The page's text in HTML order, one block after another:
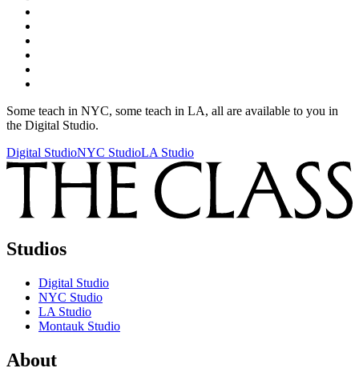
Some teach in NYC, some teach in LA, all are available to you in
the Digital Studio.​​​​‌ ‍ ​‍​‍‌‍ ‌ ​‍‌‍‍‌‌‍‌ ‌‍‍‌‌‍ ‍​‍​‍​ ‍‍​‍​‍‌ ​ ‌‍​‌‌‍ ‍‌‍‍‌‌ ‌​‌ ‍‌​‍ ‍‌‍‍‌‌‍ ​‍​‍​‍ ​​‍​‍‌‍‍​‌ ​‍‌‍‌‌‌‍‌‍​‍​‍​ ‍‍​‍​‍‌‍‍​‌ ‌​‌ ‌​‌ ​​‌ ​ ​ ‍‍​‍ ​‍ ‌ ‌​‌‍‍​‌‍‌‌​‍ ‌‌‍​ ‌‍ ​‌‍​‌‌ ​ ‌ ​ ​‍ ‍‌ ​ ‌‍​‌‌‍ ‍‌‍‍‌‌ ‌​‌ ‍‌​‍ ‍‌ ​ ‌ ‌​‌ ‌‌‌‍‌​‌‍‍‌‌‍ ​‍ ‌‍‍‌‌‍ ‍‌ ‌​‌‍‌‌‌‍ ‍‌ ‌​​‍ ‌‍‌‌‌‍‌​‌‍‍‌‌ ‌​​‍ ‌‍ ‌‌‍ ‌‍‌​‌‍‌‌​ ‌‌ ​​‌ ​‍‌‍‌‌‌ ​ ‌‍‌‌‌‍ ‍‌ ‌​‌‍​‌‌ ‌​‌‍‍‌‌‍ ‌‍ ‍​ ‍ ‌‍‍‌‌‍‌​​ ‌​ ​ ‌‍​‌‌‍‌‍​ ‍‌​ ‌​​ ‌ ​ ‌​​ ‍‌​‍ ‌‌‍‌‍​ ‌ ​ ​ ​ ‌‍​‍ ‌​ ‌​​ ‌​​ ‍​​ ‌​​‍ ‌‌‍​‌‌‍​ ​ ​ ‌‍​‍​‍ ‌​ ‌​​ ​​​ ‌​‌‍​‌​ ​ ​ ​ ​ ​‍‌‍​ ‌‍‌‌​ ​ ​ ​ ​ ​‌​ ‍ ‌ ‌​‌ ‍‌‌ ​​‌‍‌‌​ ‌‌ ​‍‌‍ ‌ ‌‌‌ ‌​‌‍‌‌​ ‍ ‌ ​​‌‍​‌‌ ‌​‌‍‍​​ ‌‌‍​ ‌‍ ‌‍ ‍‌ ‌​‌‍‌‌‌‍ ‍‌ ‌​​‍‌‌​ ‌‌‌​​‍‌‌ ‌‍‍ ‌‍‌‌‌ ‍‌​‍‌‌​ ​ ‌​‌​​‍‌‌​ ​ ‌​‌​​‍‌‌​ ​‍​ ​‍‌‍‌‌‌‍‌‍​ ‌‌‌‍‌‌‌‍​‌​ ‌ ‌‍‌‌​ ​‍​ ​ ​ ‍‌​ ‍​​ ​‌​‍‌‌​ ​‍​ ​‍​‍‌‌​ ‌‌‌​‌​​‍ ‍‌ ‌​‌‍​‌‌‍‌ ‌‍ ​‌‍‍‌‌‍ ‍‌‍‌‌​ ‌‍​‍‌‍​‌‌ ​ ‌‍‌‌‌‌‌‌‌ ​‍‌‍ ​​ ‌‌‍‍​‌ ‌​‌ ‌​‌ ​​‌ ​ ​‍‌‌​ ​ ‌​​‌​‍‌‌​ ​‍‌​‌‍​‍‌‌​ ​‍‌​‌‍‌ ‌​‌‍‍​‌‍‌‌​‍ ‌‌‍​ ‌‍ ​‌‍​‌‌ ​ ‌ ​ ​‍ ‍‌ ​ ‌‍​‌‌‍ ‍‌‍‍‌‌ ‌​‌ ‍‌​‍ ‍‌ ​ ‌ ‌​‌ ‌‌‌‍‌​‌‍‍‌‌‍ ​‍‌‍‌‍‍‌‌‍‌​​ ‌​ ​ ‌‍​‌‌‍‌‍​ ‍‌​ ‌​​ ‌ ​ ‌​​ ‍‌​‍ ‌‌‍‌‍​ ‌ ​ ​ ​ ‌‍​‍ ‌​ ‌​​ ‌​​ ‍​​ ‌​​‍ ‌‌‍​‌‌‍​ ​ ​ ‌‍​‍​‍ ‌​ ‌​​ ​​​ ‌​‌‍​‌​ ​ ​ ​ ​ ​‍‌‍​ ‌‍‌‌​ ​ ​ ​ ​ ​‌​‍‌‍‌ ‌​‌ ‍‌‌ ​​‌‍‌‌​ ‌‌ ​‍‌‍ ‌ ‌‌‌ ‌​‌‍‌‌​‍‌‍‌ ​​‌‍​‌‌ ‌​‌‍‍​​ ‌‌‍​ ‌‍ ‌‍ ‍‌ ‌​‌‍‌‌‌‍ ‍‌ ‌​​‍‌‌​ ‌‌‌​​‍‌‌ ‌‍‍ ‌‍‌‌‌ ‍‌​‍‌‌​ ​ ‌​‌​​‍‌‌​ ​ ‌​‌​​‍‌‌​ ​‍​ ​‍‌‍‌‌‌‍‌‍​ ‌‌‌‍‌‌‌‍​‌​ ‌ ‌‍‌‌​ ​‍​ ​ ​ ‍‌​ ‍​​ ​‌​‍‌‌​ ​‍​ ​‍​‍‌‌​ ‌‌‌​‌​​‍ ‍‌ ‌​‌‍​‌‌‍‌ ‌‍ ​‌‍‍‌‌‍ ‍‌‍‌‌​‍‌‍‌ ​​‌‍‌‌‌ ​‍‌ ​ ‌ ​​‌‍‌‌‌‍​ ‌ ‌​‌‍‍‌‌ ‌‍‌‍‌‌​ ‌‌ ​​‌ ‌‌‌‍​‍‌‍ ​‌‍‍‌‌ ​ ‌‍‍​‌‍‌‌‌‍‌​​‍​‍‌ ‌
Digital Studio​​​​‌ ‍ ​‍​‍‌‍ ‌ ​‍‌‍‍‌‌‍‌ ‌‍‍‌‌‍ ‍​‍​‍​ ‍‍​‍​‍‌ ​ ‌‍​‌‌‍ ‍‌‍‍‌‌ ‌​‌ ‍‌​‍ ‍‌‍‍‌‌‍ ​‍​‍​‍ ​​‍​‍‌‍‍​‌ ​‍‌‍‌‌‌‍‌‍​‍​‍​ ‍‍​‍​‍‌‍‍​‌ ‌​‌ ‌​‌ ​​‌ ​ ​ ‍‍​‍ ​‍ ‌ ‌​‌‍‍​‌‍‌‌​‍ ‌‌‍​ ‌‍ ​‌‍​‌‌ ​ ‌ ​ ​‍ ‍‌ ​ ‌‍​‌‌‍ ‍‌‍‍‌‌ ‌​‌ ‍‌​‍ ‍‌ ​ ‌ ‌​‌ ‌‌‌‍‌​‌‍‍‌‌‍ ​‍ ‌‍‍‌‌‍ ‍‌ ‌​‌‍‌‌‌‍ ‍‌ ‌​​‍ ‌‍‌‌‌‍‌​‌‍‍‌‌ ‌​​‍ ‌‍ ‌‌‍ ‌‍‌​‌‍‌‌​ ‌‌ ​​‌ ​‍‌‍‌‌‌ ​ ‌‍‌‌‌‍ ‍‌ ‌​‌‍​‌‌ ‌​‌‍‍‌‌‍ ‌‍ ‍​ ‍ ‌‍‍‌‌‍‌​​ ‌​ ​ ‌‍​‌‌‍‌‍​ ‍‌​ ‌​​ ‌ ​ ‌​​ ‍‌​‍ ‌‌‍‌‍​ ‌ ​ ​ ​ ‌‍​‍ ‌​ ‌​​ ‌​​ ‍​​ ‌​​‍ ‌‌‍​‌‌‍​ ​ ​ ‌‍​‍​‍ ‌​ ‌​​ ​​​ ‌​‌‍​‌​ ​ ​ ​ ​ ​‍‌‍​ ‌‍‌‌​ ​ ​ ​ ​ ​‌​ ‍ ‌ ‌​‌ ‍‌‌ ​​‌‍‌‌​ ‌‌ ​‍‌‍ ‌ ‌‌‌ ‌​‌‍‌‌​ ‍ ‌ ​​‌‍​‌‌ ‌​‌‍‍​​ ‌‌‍​ ‌‍ ‌‍ ‍‌ ‌​‌‍‌‌‌‍ ‍‌ ‌​​‍‌‌​ ‌‌‌​​‍‌‌ ‌‍‍ ‌‍‌‌‌ ‍‌​‍‌‌​ ​ ‌​‌​​‍‌‌​ ​ ‌​‌​​‍‌‌​ ​‍​ ​‍‌‍‌‌‌‍‌‍​ ‌‌‌‍‌‌‌‍​‌​ ‌ ‌‍‌‌​ ​‍​ ​ ​ ‍‌​ ‍​​ ​‌​‍‌‌​ ​‍​ ​‍​‍‌‌​ ‌‌‌​‌​​‍ ‍‌‍​ ‌ ‌​‌‍​‌‌ ​ ​‍‌‌​ ‌‌‌​​‍‌‌ ‌‍‍ ‌‍‌‌‌ ‍‌​‍‌‌​ ​ ‌​‌​​‍‌‌​ ​ ‌​‌​​‍‌‌​ ​‍​ ​‍​ ​​​ ​​‌‍​‍​ ​‌‌‍‌‌‌‍​‍​ ​​‌‍‌​‌‍‌‌‌‍‌‍​ ‌​​ ​ ​‍‌‌​ ​‍​ ​‍​‍‌‌​ ‌‌‌​‌​​‍ ‍‌‍ ​‌‍‍‌‌‍ ‍‌‍‍ ​‍ ‍‌‍ ​‌‍​‌‌‍​‍‌‍‌‌‌‍ ​​ ‌‍​‍‌‍​‌‌ ​ ‌‍‌‌‌‌‌‌‌ ​‍‌‍ ​​ ‌‌‍‍​‌ ‌​‌ ‌​‌ ​​‌ ​ ​‍‌‌​ ​ ‌​​‌​‍‌‌​ ​‍‌​‌‍​‍‌‌​ ​‍‌​‌‍‌ ‌​‌‍‍​‌‍‌‌​‍ ‌‌‍​ ‌‍ ​‌‍​‌‌ ​ ‌ ​ ​‍ ‍‌ ​ ‌‍​‌‌‍ ‍‌‍‍‌‌ ‌​‌ ‍‌​‍ ‍‌ ​ ‌ ‌​‌ ‌‌‌‍‌​‌‍‍‌‌‍ ​‍‌‍‌‍‍‌‌‍‌​​ ‌​ ​ ‌‍​‌‌‍‌‍​ ‍‌​ ‌​​ ‌ ​ ‌​​ ‍‌​‍ ‌‌‍‌‍​ ‌ ​ ​ ​ ‌‍​‍ ‌​ ‌​​ ‌​​ ‍​​ ‌​​‍ ‌‌‍​‌‌‍​ ​ ​ ‌‍​‍​‍ ‌​ ‌​​ ​​​ ‌​‌‍​‌​ ​ ​ ​ ​ ​‍‌‍​ ‌‍‌‌​ ​ ​ ​ ​ ​‌​‍‌‍‌ ‌​‌ ‍‌‌ ​​‌‍‌‌​ ‌‌ ​‍‌‍ ‌ ‌‌‌ ‌​‌‍‌‌​‍‌‍‌ ​​‌‍​‌‌ ‌​‌‍‍​​ ‌‌‍​ ‌‍ ‌‍ ‍‌ ‌​‌‍‌‌‌‍ ‍‌ ‌​​‍‌‌​ ‌‌‌​​‍‌‌ ‌‍‍ ‌‍‌‌‌ ‍‌​‍‌‌​ ​ ‌​‌​​‍‌‌​ ​ ‌​‌​​‍‌‌​ ​‍​ ​‍‌‍‌‌‌‍‌‍​ ‌‌‌‍‌‌‌‍​‌​ ‌ ‌‍‌‌​ ​‍​ ​ ​ ‍‌​ ‍​​ ​‌​‍‌‌​ ​‍​ ​‍​‍‌‌​ ‌‌‌​‌​​‍ ‍‌‍​ ‌ ‌​‌‍​‌‌ ​ ​‍‌‌​ ‌‌‌​​‍‌‌ ‌‍‍ ‌‍‌‌‌ ‍‌​‍‌‌​ ​ ‌​‌​​‍‌‌​ ​ ‌​‌​​‍‌‌​ ​‍​ ​‍​ ​​​ ​​‌‍​‍​ ​‌‌‍‌‌‌‍​‍​ ​​‌‍‌​‌‍‌‌‌‍‌‍​ ‌​​ ​ ​‍‌‌​ ​‍​ ​‍​‍‌‌​ ‌‌‌​‌​​‍ ‍‌‍ ​‌‍‍‌‌‍ ‍‌‍‍ ​‍ ‍‌‍ ​‌‍​‌‌‍​‍‌‍‌‌‌‍ ​​‍‌‍‌ ​​‌‍‌‌‌ ​‍‌ ​ ‌ ​​‌‍‌‌‌‍​ ‌ ‌​‌‍‍‌‌ ‌‍‌‍‌‌​ ‌‌ ​​‌ ‌‌‌‍​‍‌‍ ​‌‍‍‌‌ ​ ‌‍‍​‌‍‌‌‌‍‌​​‍​‍‌ ‌NYC Studio​​​​‌ ‍ ​‍​‍‌‍ ‌ ​‍‌‍‍‌‌‍‌ ‌‍‍‌‌‍ ‍​‍​‍​ ‍‍​‍​‍‌ ​ ‌‍​‌‌‍ ‍‌‍‍‌‌ ‌​‌ ‍‌​‍ ‍‌‍‍‌‌‍ ​‍​‍​‍ ​​‍​‍‌‍‍​‌ ​‍‌‍‌‌‌‍‌‍​‍​‍​ ‍‍​‍​‍‌‍‍​‌ ‌​‌ ‌​‌ ​​‌ ​ ​ ‍‍​‍ ​‍ ‌ ‌​‌‍‍​‌‍‌‌​‍ ‌‌‍​ ‌‍ ​‌‍​‌‌ ​ ‌ ​ ​‍ ‍‌ ​ ‌‍​‌‌‍ ‍‌‍‍‌‌ ‌​‌ ‍‌​‍ ‍‌ ​ ‌ ‌​‌ ‌‌‌‍‌​‌‍‍‌‌‍ ​‍ ‌‍‍‌‌‍ ‍‌ ‌​‌‍‌‌‌‍ ‍‌ ‌​​‍ ‌‍‌‌‌‍‌​‌‍‍‌‌ ‌​​‍ ‌‍ ‌‌‍ ‌‍‌​‌‍‌‌​ ‌‌ ​​‌ ​‍‌‍‌‌‌ ​ ‌‍‌‌‌‍ ‍‌ ‌​‌‍​‌‌ ‌​‌‍‍‌‌‍ ‌‍ ‍​ ‍ ‌‍‍‌‌‍‌​​ ‌​ ​ ‌‍​‌‌‍‌‍​ ‍‌​ ‌​​ ‌ ​ ‌​​ ‍‌​‍ ‌‌‍‌‍​ ‌ ​ ​ ​ ‌‍​‍ ‌​ ‌​​ ‌​​ ‍​​ ‌​​‍ ‌‌‍​‌‌‍​ ​ ​ ‌‍​‍​‍ ‌​ ‌​​ ​​​ ‌​‌‍​‌​ ​ ​ ​ ​ ​‍‌‍​ ‌‍‌‌​ ​ ​ ​ ​ ​‌​ ‍ ‌ ‌​‌ ‍‌‌ ​​‌‍‌‌​ ‌‌ ​‍‌‍ ‌ ‌‌‌ ‌​‌‍‌‌​ ‍ ‌ ​​‌‍​‌‌ ‌​‌‍‍​​ ‌‌‍​ ‌‍ ‌‍ ‍‌ ‌​‌‍‌‌‌‍ ‍‌ ‌​​‍‌‌​ ‌‌‌​​‍‌‌ ‌‍‍ ‌‍‌‌‌ ‍‌​‍‌‌​ ​ ‌​‌​​‍‌‌​ ​ ‌​‌​​‍‌‌​ ​‍​ ​‍‌‍‌‌‌‍‌‍​ ‌‌‌‍‌‌‌‍​‌​ ‌ ‌‍‌‌​ ​‍​ ​ ​ ‍‌​ ‍​​ ​‌​‍‌‌​ ​‍​ ​‍​‍‌‌​ ‌‌‌​‌​​‍ ‍‌‍​ ‌ ‌​‌‍​‌‌ ​ ​‍‌‌​ ‌‌‌​​‍‌‌ ‌‍‍ ‌‍‌‌‌ ‍‌​‍‌‌​ ​ ‌​‌​​‍‌‌​ ​ ‌​‌​​‍‌‌​ ​‍​ ​‍​ ‍​​ ‌​​ ‌‍​ ‌ ‌‍‌‍‌‍​‍‌‍​‌​ ‍​​ ‌ ​ ​‍​ ‍‌​ ​ ​‍‌‌​ ​‍​ ​‍​‍‌‌​ ‌‌‌​‌​​‍ ‍‌‍ ​‌‍‍‌‌‍ ‍‌‍‍ ​‍ ‍‌‍ ​‌‍​‌‌‍​‍‌‍‌‌‌‍ ​​ ‌‍​‍‌‍​‌‌ ​ ‌‍‌‌‌‌‌‌‌ ​‍‌‍ ​​ ‌‌‍‍​‌ ‌​‌ ‌​‌ ​​‌ ​ ​‍‌‌​ ​ ‌​​‌​‍‌‌​ ​‍‌​‌‍​‍‌‌​ ​‍‌​‌‍‌ ‌​‌‍‍​‌‍‌‌​‍ ‌‌‍​ ‌‍ ​‌‍​‌‌ ​ ‌ ​ ​‍ ‍‌ ​ ‌‍​‌‌‍ ‍‌‍‍‌‌ ‌​‌ ‍‌​‍ ‍‌ ​ ‌ ‌​‌ ‌‌‌‍‌​‌‍‍‌‌‍ ​‍‌‍‌‍‍‌‌‍‌​​ ‌​ ​ ‌‍​‌‌‍‌‍​ ‍‌​ ‌​​ ‌ ​ ‌​​ ‍‌​‍ ‌‌‍‌‍​ ‌ ​ ​ ​ ‌‍​‍ ‌​ ‌​​ ‌​​ ‍​​ ‌​​‍ ‌‌‍​‌‌‍​ ​ ​ ‌‍​‍​‍ ‌​ ‌​​ ​​​ ‌​‌‍​‌​ ​ ​ ​ ​ ​‍‌‍​ ‌‍‌‌​ ​ ​ ​ ​ ​‌​‍‌‍‌ ‌​‌ ‍‌‌ ​​‌‍‌‌​ ‌‌ ​‍‌‍ ‌ ‌‌‌ ‌​‌‍‌‌​‍‌‍‌ ​​‌‍​‌‌ ‌​‌‍‍​​ ‌‌‍​ ‌‍ ‌‍ ‍‌ ‌​‌‍‌‌‌‍ ‍‌ ‌​​‍‌‌​ ‌‌‌​​‍‌‌ ‌‍‍ ‌‍‌‌‌ ‍‌​‍‌‌​ ​ ‌​‌​​‍‌‌​ ​ ‌​‌​​‍‌‌​ ​‍​ ​‍‌‍‌‌‌‍‌‍​ ‌‌‌‍‌‌‌‍​‌​ ‌ ‌‍‌‌​ ​‍​ ​ ​ ‍‌​ ‍​​ ​‌​‍‌‌​ ​‍​ ​‍​‍‌‌​ ‌‌‌​‌​​‍ ‍‌‍​ ‌ ‌​‌‍​‌‌ ​ ​‍‌‌​ ‌‌‌​​‍‌‌ ‌‍‍ ‌‍‌‌‌ ‍‌​‍‌‌​ ​ ‌​‌​​‍‌‌​ ​ ‌​‌​​‍‌‌​ ​‍​ ​‍​ ‍​​ ‌​​ ‌‍​ ‌ ‌‍‌‍‌‍​‍‌‍​‌​ ‍​​ ‌ ​ ​‍​ ‍‌​ ​ ​‍‌‌​ ​‍​ ​‍​‍‌‌​ ‌‌‌​‌​​‍ ‍‌‍ ​‌‍‍‌‌‍ ‍‌‍‍ ​‍ ‍‌‍ ​‌‍​‌‌‍​‍‌‍‌‌‌‍ ​​‍‌‍‌ ​​‌‍‌‌‌ ​‍‌ ​ ‌ ​​‌‍‌‌‌‍​ ‌ ‌​‌‍‍‌‌ ‌‍‌‍‌‌​ ‌‌ ​​‌ ‌‌‌‍​‍‌‍ ​‌‍‍‌‌ ​ ‌‍‍​‌‍‌‌‌‍‌​​‍​‍‌ ‌LA Studio​​​​‌ ‍ ​‍​‍‌‍ ‌ ​‍‌‍‍‌‌‍‌ ‌‍‍‌‌‍ ‍​‍​‍​ ‍‍​‍​‍‌ ​ ‌‍​‌‌‍ ‍‌‍‍‌‌ ‌​‌ ‍‌​‍ ‍‌‍‍‌‌‍ ​‍​‍​‍ ​​‍​‍‌‍‍​‌ ​‍‌‍‌‌‌‍‌‍​‍​‍​ ‍‍​‍​‍‌‍‍​‌ ‌​‌ ‌​‌ ​​‌ ​ ​ ‍‍​‍ ​‍ ‌ ‌​‌‍‍​‌‍‌‌​‍ ‌‌‍​ ‌‍ ​‌‍​‌‌ ​ ‌ ​ ​‍ ‍‌ ​ ‌‍​‌‌‍ ‍‌‍‍‌‌ ‌​‌ ‍‌​‍ ‍‌ ​ ‌ ‌​‌ ‌‌‌‍‌​‌‍‍‌‌‍ ​‍ ‌‍‍‌‌‍ ‍‌ ‌​‌‍‌‌‌‍ ‍‌ ‌​​‍ ‌‍‌‌‌‍‌​‌‍‍‌‌ ‌​​‍ ‌‍ ‌‌‍ ‌‍‌​‌‍‌‌​ ‌‌ ​​‌ ​‍‌‍‌‌‌ ​ ‌‍‌‌‌‍ ‍‌ ‌​‌‍​‌‌ ‌​‌‍‍‌‌‍ ‌‍ ‍​ ‍ ‌‍‍‌‌‍‌​​ ‌​ ​ ‌‍​‌‌‍‌‍​ ‍‌​ ‌​​ ‌ ​ ‌​​ ‍‌​‍ ‌‌‍‌‍​ ‌ ​ ​ ​ ‌‍​‍ ‌​ ‌​​ ‌​​ ‍​​ ‌​​‍ ‌‌‍​‌‌‍​ ​ ​ ‌‍​‍​‍ ‌​ ‌​​ ​​​ ‌​‌‍​‌​ ​ ​ ​ ​ ​‍‌‍​ ‌‍‌‌​ ​ ​ ​ ​ ​‌​ ‍ ‌ ‌​‌ ‍‌‌ ​​‌‍‌‌​ ‌‌ ​‍‌‍ ‌ ‌‌‌ ‌​‌‍‌‌​ ‍ ‌ ​​‌‍​‌‌ ‌​‌‍‍​​ ‌‌‍​ ‌‍ ‌‍ ‍‌ ‌​‌‍‌‌‌‍ ‍‌ ‌​​‍‌‌​ ‌‌‌​​‍‌‌ ‌‍‍ ‌‍‌‌‌ ‍‌​‍‌‌​ ​ ‌​‌​​‍‌‌​ ​ ‌​‌​​‍‌‌​ ​‍​ ​‍‌‍‌‌‌‍‌‍​ ‌‌‌‍‌‌‌‍​‌​ ‌ ‌‍‌‌​ ​‍​ ​ ​ ‍‌​ ‍​​ ​‌​‍‌‌​ ​‍​ ​‍​‍‌‌​ ‌‌‌​‌​​‍ ‍‌‍​ ‌ ‌​‌‍​‌‌ ​ ​‍‌‌​ ‌‌‌​​‍‌‌ ‌‍‍ ‌‍‌‌‌ ‍‌​‍‌‌​ ​ ‌​‌​​‍‌‌​ ​ ‌​‌​​‍‌‌​ ​‍​ ​‍‌‍‌​​ ‍‌​ ​ ‌‍​ ‌‍‌‍‌‍‌​​ ‌ ​ ​ ‌‍‌‌‌‍​‍‌‍‌‍​ ​​​‍‌‌​ ​‍​ ​‍​‍‌‌​ ‌‌‌​‌​​‍ ‍‌‍ ​‌‍‍‌‌‍ ‍‌‍‍ ​‍ ‍‌‍ ​‌‍​‌‌‍​‍‌‍‌‌‌‍ ​​ ‌‍​‍‌‍​‌‌ ​ ‌‍‌‌‌‌‌‌‌ ​‍‌‍ ​​ ‌‌‍‍​‌ ‌​‌ ‌​‌ ​​‌ ​ ​‍‌‌​ ​ ‌​​‌​‍‌‌​ ​‍‌​‌‍​‍‌‌​ ​‍‌​‌‍‌ ‌​‌‍‍​‌‍‌‌​‍ ‌‌‍​ ‌‍ ​‌‍​‌‌ ​ ‌ ​ ​‍ ‍‌ ​ ‌‍​‌‌‍ ‍‌‍‍‌‌ ‌​‌ ‍‌​‍ ‍‌ ​ ‌ ‌​‌ ‌‌‌‍‌​‌‍‍‌‌‍ ​‍‌‍‌‍‍‌‌‍‌​​ ‌​ ​ ‌‍​‌‌‍‌‍​ ‍‌​ ‌​​ ‌ ​ ‌​​ ‍‌​‍ ‌‌‍‌‍​ ‌ ​ ​ ​ ‌‍​‍ ‌​ ‌​​ ‌​​ ‍​​ ‌​​‍ ‌‌‍​‌‌‍​ ​ ​ ‌‍​‍​‍ ‌​ ‌​​ ​​​ ‌​‌‍​‌​ ​ ​ ​ ​ ​‍‌‍​ ‌‍‌‌​ ​ ​ ​ ​ ​‌​‍‌‍‌ ‌​‌ ‍‌‌ ​​‌‍‌‌​ ‌‌ ​‍‌‍ ‌ ‌‌‌ ‌​‌‍‌‌​‍‌‍‌ ​​‌‍​‌‌ ‌​‌‍‍​​ ‌‌‍​ ‌‍ ‌‍ ‍‌ ‌​‌‍‌‌‌‍ ‍‌ ‌​​‍‌‌​ ‌‌‌​​‍‌‌ ‌‍‍ ‌‍‌‌‌ ‍‌​‍‌‌​ ​ ‌​‌​​‍‌‌​ ​ ‌​‌​​‍‌‌​ ​‍​ ​‍‌‍‌‌‌‍‌‍​ ‌‌‌‍‌‌‌‍​‌​ ‌ ‌‍‌‌​ ​‍​ ​ ​ ‍‌​ ‍​​ ​‌​‍‌‌​ ​‍​ ​‍​‍‌‌​ ‌‌‌​‌​​‍ ‍‌‍​ ‌ ‌​‌‍​‌‌ ​ ​‍‌‌​ ‌‌‌​​‍‌‌ ‌‍‍ ‌‍‌‌‌ ‍‌​‍‌‌​ ​ ‌​‌​​‍‌‌​ ​ ‌​‌​​‍‌‌​ ​‍​ ​‍‌‍‌​​ ‍‌​ ​ ‌‍​ ‌‍‌‍‌‍‌​​ ‌ ​ ​ ‌‍‌‌‌‍​‍‌‍‌‍​ ​​​‍‌‌​ ​‍​ ​‍​‍‌‌​ ‌‌‌​‌​​‍ ‍‌‍ ​‌‍‍‌‌‍ ‍‌‍‍ ​‍ ‍‌‍ ​‌‍​‌‌‍​‍‌‍‌‌‌‍ ​​‍‌‍‌ ​​‌‍‌‌‌ ​‍‌ ​ ‌ ​​‌‍‌‌‌‍​ ‌ ‌​‌‍‍‌‌ ‌‍‌‍‌‌​ ‌‌ ​​‌ ‌‌‌‍​‍‌‍ ​‌‍‍‌‌ ​ ‌‍‍​‌‍‌‌‌‍‌​​‍​‍‌ ‌
Studios
Digital Studio
NYC Studio
LA Studio
Montauk Studio
About